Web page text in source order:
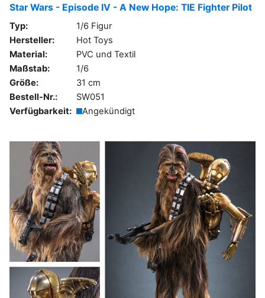
Star Wars - Episode IV - A New Hope: TIE Fighter Pilot
Typ:
1/6 Figur
Hersteller:
Hot Toys
Material:
PVC und Textil
Maßstab:
1/6
Größe:
31 cm
Bestell-Nr.:
SW051
Verfügbarkeit:
Angekündigt